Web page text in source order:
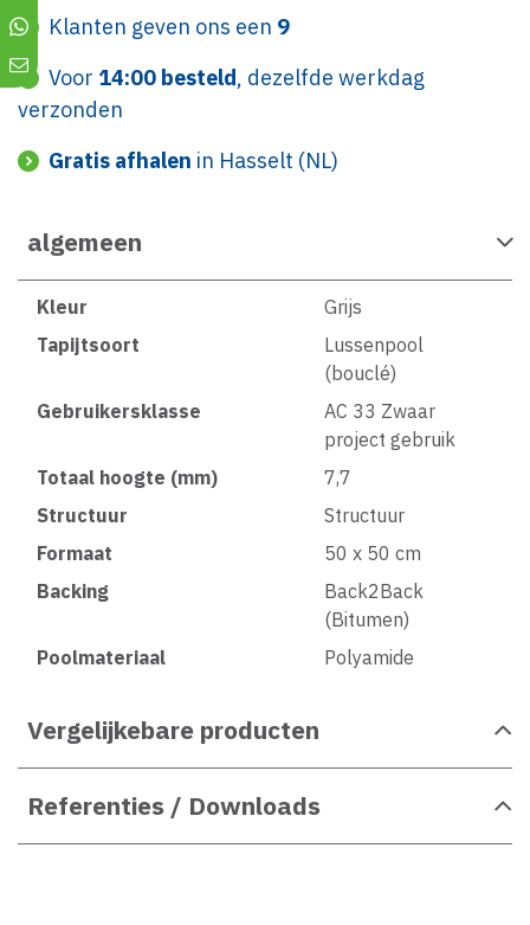
Klanten geven ons een 9
Voor 14:00 besteld, dezelfde werkdag
verzonden
Gratis afhalen in Hasselt (NL)
algemeen
Kleur
Grijs
Tapijtsoort
Lussenpool
(bouclé)
Gebruikersklasse
AC 33 Zwaar
project gebruik
Totaal hoogte (mm)
7,7
Structuur
Structuur
Formaat
50 x 50 cm
Backing
Back2Back
(Bitumen)
Poolmateriaal
Polyamide
Vergelijkebare producten
Referenties / Downloads